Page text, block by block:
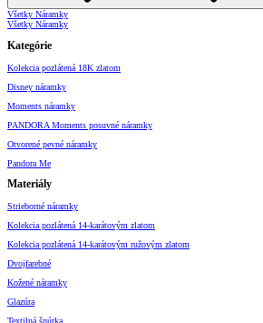
Všetky Náramky
Všetky Náramky
Kategórie
Kolekcia pozlátená 18K zlatom
Disney náramky
Moments náramky
PANDORA Moments posuvné náramky
Otvorené pevné náramky
Pandora Me
Materiály
Strieborné náramky
Kolekcia pozlátená 14-karátovým zlatom
Kolekcia pozlátená 14-karátovým ružovým zlatom
Dvojfarebné
Kožené náramky
Glazúra
Textilná šnúrka